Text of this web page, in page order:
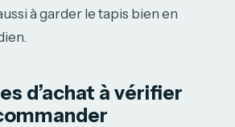
à garder le tapis bien en
d’achat à vérifier